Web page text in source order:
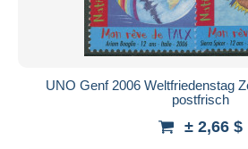
UNO Genf 2006 Weltfriedenstag
postfrisch
± 2,66 $